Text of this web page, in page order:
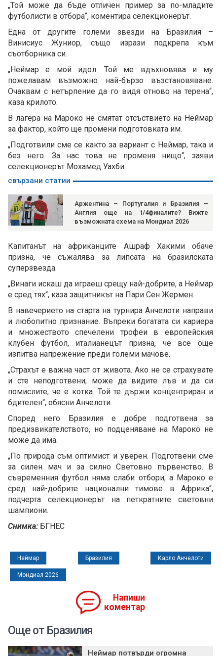
„Той може да бъде отличен пример за по-младите
футболисти в отбора“, коментира селекционерът.
Една от другите големи звезди на Бразилия –
Винисиус Жуниор, също изрази подкрепа към
съотборника си.
„Неймар е мой идол. Той ме вдъхновява и му
пожелавам възможно най-бързо възстановяване.
Очаквам с нетърпение да го видя отново на терена“,
каза крилото.
В лагера на Мароко не смятат отсъствието на Неймар
за фактор, който ще промени подготовката им.
„Подготвили сме се както за вариант с Неймар, така и
без него. За нас това не променя нищо“, заяви
селекционерът Мохамед Уахби.
свързани статии
Аржентина – Португалия и Бразилия –
Англия още на 1/4финалите? Вижте
възможната схема на Мондиал 2026
Капитанът на африканците Ашраф Хакими обаче
призна, че съжалява за липсата на бразилската
суперзвезда.
„Винаги искаш да играеш срещу най-добрите, а Неймар
е сред тях“, каза защитникът на Пари Сен Жермен.
В навечерието на старта на турнира Анчелоти направи
и любопитно признание. Въпреки богатата си кариера
и множеството спечелени трофеи в европейския
клубен футбол, италианецът призна, че все още
изпитва напрежение преди големи мачове.
„Страхът е важна част от живота. Ако не се страхувате
и сте неподготвени, може да видите лъв и да си
помислите, че е котка. Той те държи концентриран и
бдителен“, обясни Анчелоти.
Според него Бразилия е добре подготвена за
предизвикателството, но подценяване на Мароко не
може да има.
„По природа съм оптимист и уверен. Подготвени сме
за силен мач и за силно Световно първенство. В
съвременния футбол няма слаби отбори, а Мароко е
сред най-добрите национални тимове в Африка“,
подчерта селекционерът на петкратните световни
шампиони.
Снимка: БГНЕС
Неймар Бразилия Карло Анчелоти
Мондиал 2026
Напиши
коментар
Още от Бразилия
Неймар потвърди огромна